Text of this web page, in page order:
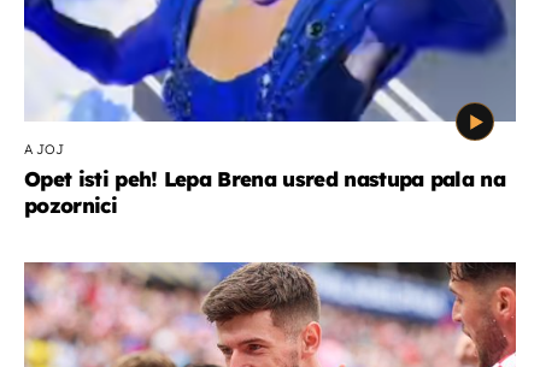
A JOJ
Opet isti peh! Lepa Brena usred nastupa pala na
pozornici